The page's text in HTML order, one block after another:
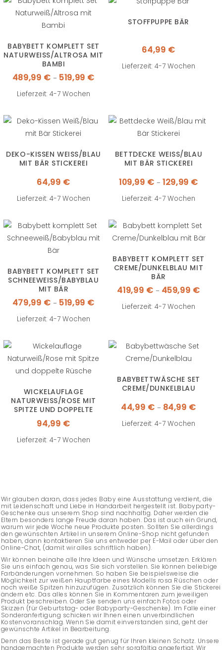
BABYBETT KOMPLETT SET
NATURWEISS/ALTROSA MIT B
AMBI
489,99 € – 519,99 €
Lieferzeit: 4-7 Wochen
STOFFPUPPE BÄR
64,99 €
Lieferzeit: 4-7 Wochen
DEKO-KISSEN WEISS/BLAU M
IT BÄR STICKEREI
64,99 €
Lieferzeit: 4-7 Wochen
BETTDECKE WEISS/BLAU M
IT BÄR STICKEREI
109,99 € – 129,99 €
Lieferzeit: 4-7 Wochen
BABYBETT KOMPLETT SET
SCHNEEWEISS/BABYBLAU M
IT BÄR
479,99 € – 519,99 € 479,99 €
Lieferzeit: 4-7 Wochen
BABYBETT KOMPLETT SET
CREME/DUNKELBLAU MIT
BÄR
419,99 € – 459,99 €
Lieferzeit: 4-7 Wochen
WICKELAUFLAGE
NATURWEISS/ROSE MIT S
PITZE UND DOPPELTE R
ÜSCHE
94,99 €
Lieferzeit: 4-7 Wochen
BABYBETTWÄSCHE SET
CREME/DUNKELBLAU
44,99 € – 84,99 €
Lieferzeit: 4-7 Wochen
Wir glauben daran, dass jedes Baby eine Ausstattung verdient, die
mit Leidenschaft und Liebe in Handarbeit hergestellt ist. Babyparty-
Geschenke aus unserem Shop sind nachhaltig. Daher werden die
Eltern besonders lange Freude daran haben. Das ist auch ein Grund,
warum wir jede Woche neue Produkte posten. Sollten Sie allerdings
den gewünschten Artikel in unserem Online-Shop nicht gefunden
haben, dann kontaktieren Sie uns entweder per E-Mail oder über den
Online-Chat, (damit wir alles schriftlich haben).
Wir können beinahe alle Ihre Ideen und Wünsche umsetzen. Erklären
Sie uns einfach genau, was Sie sich vorstellen. Sie können beliebige
Farbänderungen vornehmen. So haben Sie beispielsweise die
Möglichkeit zur weißen Hauptfarbe eines Modells rosa Rüschen oder
noch weiße Spitzen hinzuzufügen. Zusätzlich können Sie die Stickerei
ändern etc. Das alles können Sie in Kommentaren zum jeweiligen
Produkt beschreiben. Oder Sie senden uns einfach Fotos oder
Skizzen (für Geburtstag- oder Babyparty-Geschenke). Im Falle einer
Sonderanfertigung schicken wir Ihnen einen unverbindlichen
Kostenvoranschlag. Wenn Sie damit einverstanden sind, geht der
gewünschte Artikel in Bearbeitung.
Denn das Beste ist gerade gut genug für Ihren kleinen Schatz. Unsere
handgemachten Produkte werden sehr sorgfältig angefertigt. Wir